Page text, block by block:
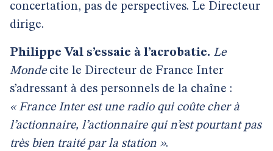
concertation, pas de perspectives. Le Directeur
dirige.
Philippe Val s’essaie à l’acrobatie. Le
Mondecite le Directeur de France Inter
s’adressant à des personnels de la chaîne :
« France Inter est une radio qui coûte cher à
l’actionnaire, l’actionnaire qui n’est pourtant pas
très bien traité par la station ».